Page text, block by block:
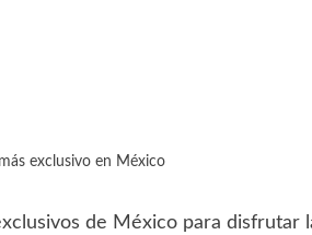
exclusivo en México
de México para disfrutar